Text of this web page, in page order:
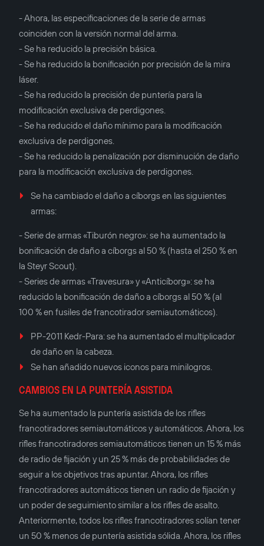
- Ahora, las especificaciones de la serie de armas
coinciden con la versión normal del arma.
- Se ha reducido la precisión básica.
- Se ha reducido la bonificación por precisión de la mira
láser.
- Se ha reducido la precisión de puntería para la
modificación exclusiva de perdigones.
- Se ha reducido el daño mínimo para la modificación
exclusiva de perdigones.
- Se ha reducido la penalización por disminución de daño
para la modificación exclusiva de perdigones.
Se ha cambiado el daño a cíborgs en las siguientes
armas:
- Serie de armas «Tiburón negro»: se ha aumentado la
bonificación de daño a cíborgs al 50 % (hasta el 250 % en
la Steyr Scout).
- Series de armas «Travesura» y «Anticíborg»: se ha
reducido la bonificación de daño a cíborgs al 50 % (al
100 % en fusiles de francotirador semiautomáticos).
PP-2011 Kedr-Para: se ha aumentado el multiplicador
de daño en la cabeza.
Se han añadido nuevos iconos para minilogros.
CAMBIOS EN LA PUNTERÍA ASISTIDA
Se ha aumentado la puntería asistida de los rifles
francotiradores semiautomáticos y automáticos. Ahora, los
rifles francotiradores semiautomáticos tienen un 15 % más
de radio de fijación y un 25 % más de probabilidades de
seguir a los objetivos tras apuntar. Ahora, los rifles
francotiradores automáticos tienen un radio de fijación y
un poder de seguimiento similar a los rifles de asalto.
Anteriormente, todos los rifles francotiradores solían tener
un 50 % menos de puntería asistida sólida. Ahora, los rifles